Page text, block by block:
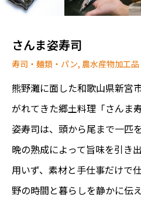
さんま姿寿司
寿司・麺類・パン, 農水産物加工品
熊野灘に面した和歌山県新宮
がれてきた郷土料理「さんま
姿寿司は、頭から尾まで一匹
晩の熟成によって旨味を引き
用いず、素材と手仕事だけで
野の時間と暮らしを静かに伝え